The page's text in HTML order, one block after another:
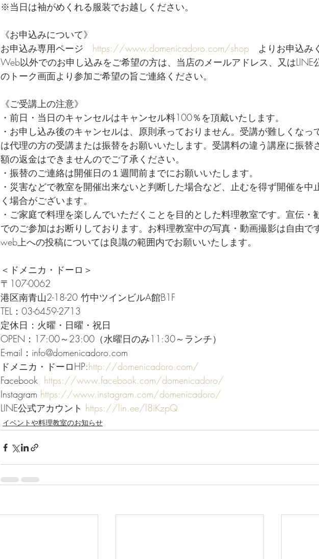
※当日は袖がめくれる服装でお越しください。
《お申込みについて》
お申込み専用ページ https://www.domenicadoro.com/shop よりお申込み
Web以外でのお申し込みをご希望の方は、当店のメールアドレス、又はLINE
のトーク画面より参加ご希望の旨ご連絡ください。
《ご受講上の注意》
・前日・当日のキャンセルはキャンセル料100％を頂戴いたします。
・お申し込み後のキャンセルは、原則承っておりません。受講が難しくなっ
は代理の方の受講または振替をお願いいたします。受講料の違う講座に振替
額の返金はできませんのでご了承ください。
・振替のご連絡は開催日の１週間前までにお願いいたします。
・災害などで教室を開催出来ないと判断した場合など、止むを得ず開催を中
く場合がございます。
・ご家庭で料理を楽しんでいただくことを目的とした料理教室です。宣伝・
でのご参加はお断りしております。お料理教室中の写真・動画撮影は自由で
web上への投稿については良識の範囲内でお願いいたします。
＜ドメニカ・ドーロ＞
〒107-0062
港区南青山2-18-20 竹中ツインビルA館B1F
TEL：03-6459-2713
定休日：火曜・日曜・祝日
OPEN：17:00～23:00（水曜日のみ11:30～ランチ）
E-mail：info@domenicadoro.com
ドメニカ・ドーロHP:http://domenicadoro.com/
Facebook https://www.facebook.com/domenicadoro/
Instagram https://www.instagram.com/domenicadoro/
LINE公式アカウント https://lin.ee/l8iKzpQ
イベントや料理教室のお知らせ